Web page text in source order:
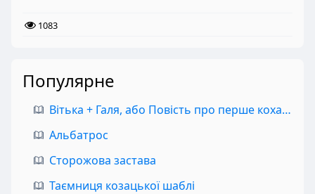
1083
Популярне
Вітька + Галя, або Повість про перше кохання
Альбатрос
Сторожова застава
Таємниця козацької шаблі